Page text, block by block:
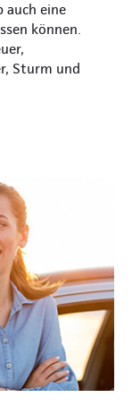
auch eine
können.
Sturm und